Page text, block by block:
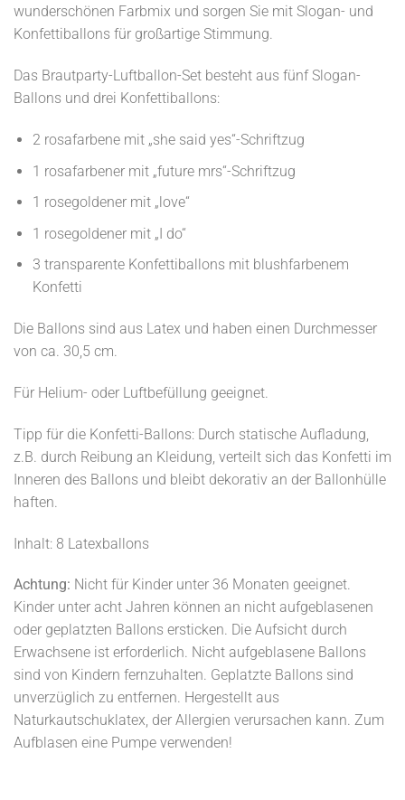
wunderschönen Farbmix und sorgen Sie mit Slogan- und
Konfettiballons für großartige Stimmung.
Das Brautparty-Luftballon-Set besteht aus fünf Slogan-
Ballons und drei Konfettiballons:
2 rosafarbene mit „she said yes“-Schriftzug
1 rosafarbener mit „future mrs“-Schriftzug
1 rosegoldener mit „love“
1 rosegoldener mit „I do“
3 transparente Konfettiballons mit blushfarbenem
Konfetti
Die Ballons sind aus Latex und haben einen Durchmesser
von ca. 30,5 cm.
Für Helium- oder Luftbefüllung geeignet.
Tipp für die Konfetti-Ballons: Durch statische Aufladung,
z.B. durch Reibung an Kleidung, verteilt sich das Konfetti im
Inneren des Ballons und bleibt dekorativ an der Ballonhülle
haften.
Inhalt: 8 Latexballons
Achtung: Nicht für Kinder unter 36 Monaten geeignet.
Kinder unter acht Jahren können an nicht aufgeblasenen
oder geplatzten Ballons ersticken. Die Aufsicht durch
Erwachsene ist erforderlich. Nicht aufgeblasene Ballons
sind von Kindern fernzuhalten. Geplatzte Ballons sind
unverzüglich zu entfernen. Hergestellt aus
Naturkautschuklatex, der Allergien verursachen kann. Zum
Aufblasen eine Pumpe verwenden!